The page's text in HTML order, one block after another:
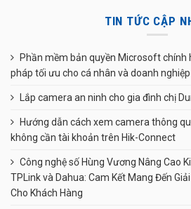
TIN TỨC CẬP
Phần mềm bản quyền Microsoft chính
pháp tối ưu cho cá nhân và doanh nghiệp
Lắp camera an ninh cho gia đình chị
Hướng dẫn cách xem camera thông
không cần tài khoản trên Hik-Connect
Công nghệ số Hùng Vương Nâng Cao
TPLink và Dahua: Cam Kết Mang Đến
Cho Khách Hàng